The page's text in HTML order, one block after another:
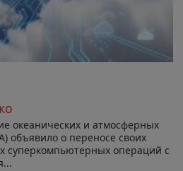
океанических и атмосферных
объявило о переносе своих
суперкомпьютерных операций с